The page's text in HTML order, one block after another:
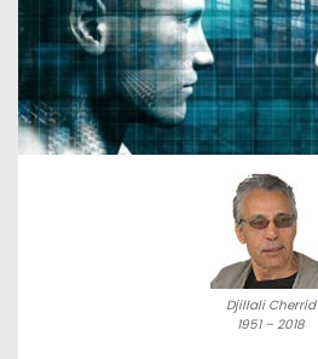
Djillali Cherrid
1951 – 2018